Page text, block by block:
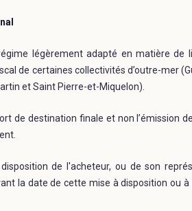
légèrement adapté en matière de
de certaines collectivités d’outre-mer
et Saint Pierre-et-Miquelon).
de destination finale et non l’émission
de l'acheteur, ou de son
la date de cette mise à disposition ou à